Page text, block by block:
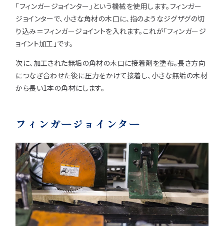
「フィンガージョインター」という機械を使用します。 フィンガー
ジョインターで、小さな角材の木口に、指のようなジグザグの切
り込み＝フィンガージョイントを入れます。 これが「フィンガージ
ョイント加工」です。
次に、加工された無垢の角材の木口に接着剤を塗布。長さ方向
につなぎ合わせた後に圧力をかけて接着し、小さな無垢の木材
から長い1本の角材にします。
フィンガージョインター